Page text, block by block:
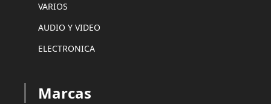
VARIOS
AUDIO Y VIDEO
ELECTRONICA
Marcas